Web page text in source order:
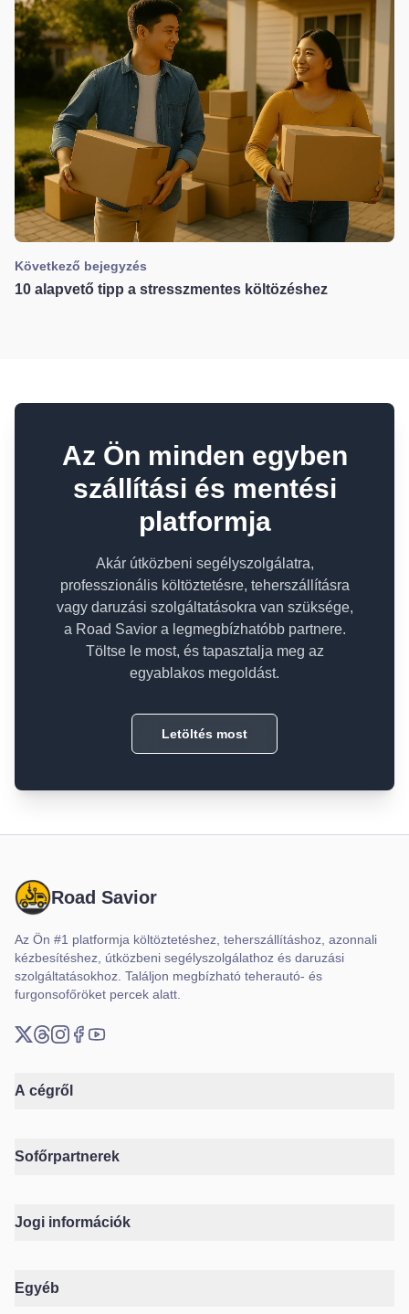
Következő bejegyzés
10 alapvető tipp a stresszmentes költözéshez
Az Ön minden egyben
szállítási és mentési
platformja
Akár útközbeni segélyszolgálatra,
professzionális költöztetésre, teherszállításra
vagy daruzási szolgáltatásokra van szüksége,
a Road Savior a legmegbízhatóbb partnere.
Töltse le most, és tapasztalja meg az
egyablakos megoldást.
Letöltés most
Road Savior
Az Ön #1 platformja költöztetéshez, teherszállításhoz, azonnali
kézbesítéshez, útközbeni segélyszolgálathoz és daruzási
szolgáltatásokhoz. Találjon megbízható teherautó- és
furgonsofőröket percek alatt.
A cégről
Sofőrpartnerek
Jogi információk
Egyéb